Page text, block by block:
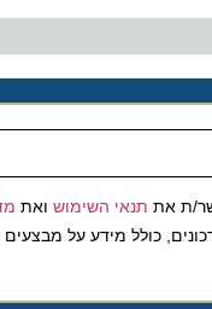
אתתנאי השימושואת
כולל מידע על מבצעים